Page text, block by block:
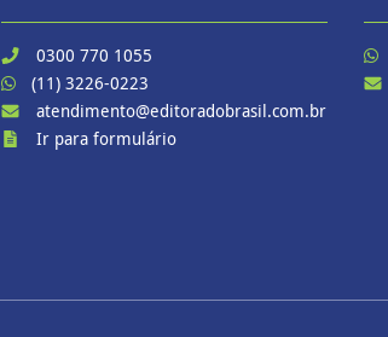
0300 770 1055
(11) 3226-0223
atendimento@editoradobrasil.com.br
Ir para formulário